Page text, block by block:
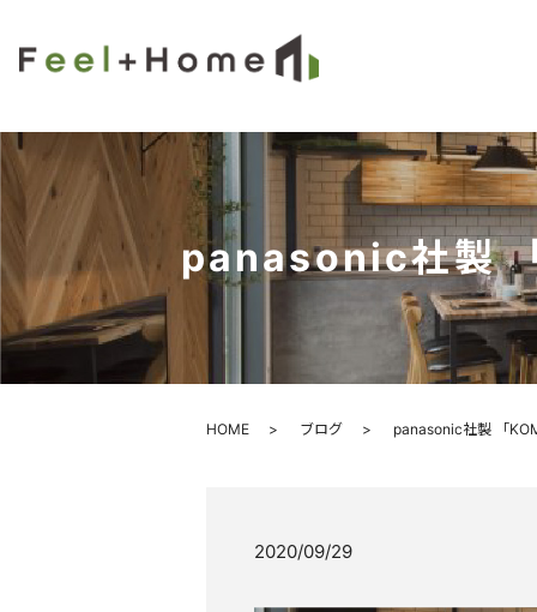
panasonic社製
HOME ブログ panasonic社製 「
2020/09/29